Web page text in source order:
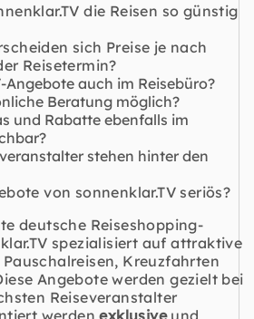
die Reisen so günstig
sich Preise je nach
Reisetermin?
Angebote auch im Reisebüro?
Beratung möglich?
und Rabatte ebenfalls im
stehen hinter den
von sonnenklar.TV seriös?
deutsche Reiseshopping-
spezialisiert auf attraktive
Pauschalreisen, Kreuzfahrten
Angebote werden gezielt bei
Reiseveranstalter
werdenexklusive und